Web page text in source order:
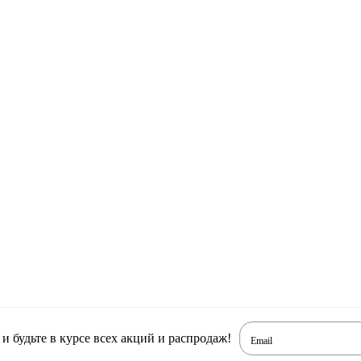
будьте в курсе всех акций и распродаж! Email